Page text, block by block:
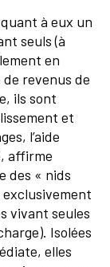
à eux un
seuls (à
en
revenus de
ils sont
et
l’aide
affirme
des « nids
exclusivement
vivant seules
Isolées
elles